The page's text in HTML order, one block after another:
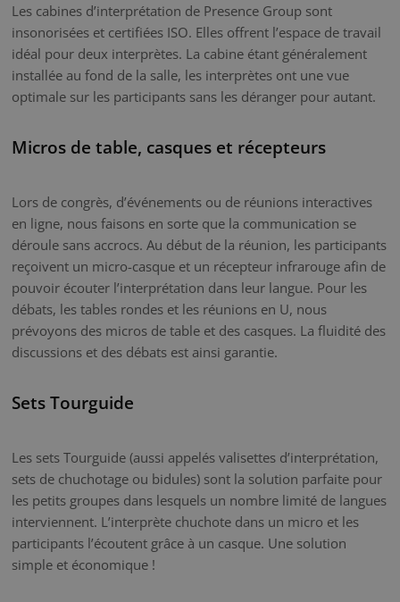
Les cabines d’interprétation de Presence Group sont
insonorisées et certifiées ISO. Elles offrent l’espace de travail
idéal pour deux interprètes. La cabine étant généralement
installée au fond de la salle, les interprètes ont une vue
optimale sur les participants sans les déranger pour autant.
Micros de table, casques et récepteurs
Lors de congrès, d’événements ou de réunions interactives
en ligne, nous faisons en sorte que la communication se
déroule sans accrocs. Au début de la réunion, les participants
reçoivent un micro-casque et un récepteur infrarouge afin de
pouvoir écouter l’interprétation dans leur langue. Pour les
débats, les tables rondes et les réunions en U, nous
prévoyons des micros de table et des casques. La fluidité des
discussions et des débats est ainsi garantie.
Sets Tourguide
Les sets Tourguide (aussi appelés valisettes d’interprétation,
sets de chuchotage ou bidules) sont la solution parfaite pour
les petits groupes dans lesquels un nombre limité de langues
interviennent. L’interprète chuchote dans un micro et les
participants l’écoutent grâce à un casque. Une solution
simple et économique !